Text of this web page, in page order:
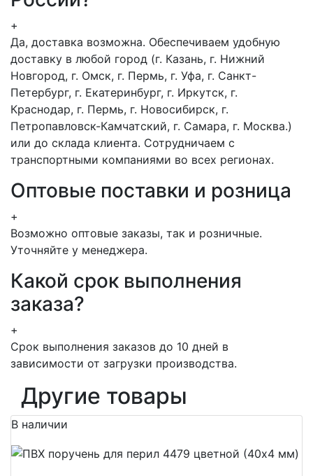
+
Да, доставка возможна. Обеспечиваем удобную
доставку в любой город (г. Казань, г. Нижний
Новгород, г. Омск, г. Пермь, г. Уфа, г. Санкт-
Петербург, г. Екатеринбург, г. Иркутск, г.
Краснодар, г. Пермь, г. Новосибирск, г.
Петропавловск-Камчатский, г. Самара, г. Москва.)
или до склада клиента. Сотрудничаем с
транспортными компаниями во всех регионах.
Оптовые поставки и розница
+
Возможно оптовые заказы, так и розничные.
Уточняйте у менеджера.
Какой срок выполнения
заказа?
+
Срок выполнения заказов до 10 дней в
зависимости от загрузки производства.
Другие товары
В наличии